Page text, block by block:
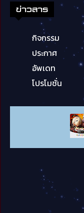
ข่าวสาร
กิจกรรม
ประกาศ
อัพเดท
โปรโมชั่น